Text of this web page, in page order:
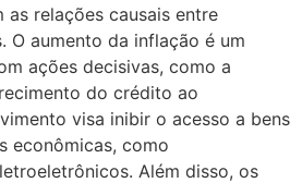
as relações causais entre
O aumento da inflação é um
ações decisivas, como a
do crédito ao
visa inibir o acesso a bens
econômicas, como
Além disso, os